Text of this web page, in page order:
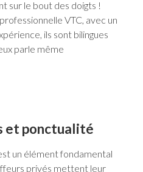
sur le bout des doigts !
VTC, avec un
ils sont bilingues
parle même
et ponctualité
un élément fondamental
privés mettent leur